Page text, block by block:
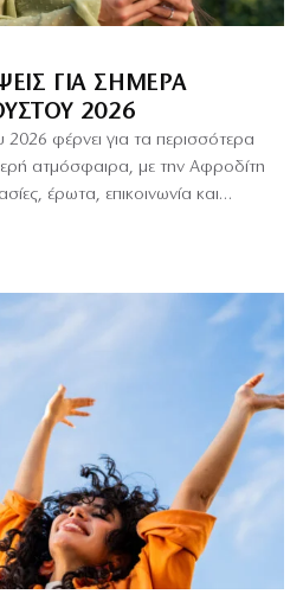
ΓΙΑ ΣΉΜΕΡΑ
2026
φέρνει για τα περισσότερα
ατμόσφαιρα, με την Αφροδίτη
έρωτα, επικοινωνία και…